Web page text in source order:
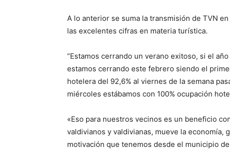
A lo anterior se suma la transmisión de TVN
las excelentes cifras en materia turística.
“Estamos cerrando un verano exitoso, si el
estamos cerrando este febrero siendo el
hotelera del 92,6% al viernes de la semana
miércoles estábamos con 100% ocupación
«Eso para nuestros vecinos es un beneficio
valdivianos y valdivianas, mueve la economía,
motivación que tenemos desde el municipio